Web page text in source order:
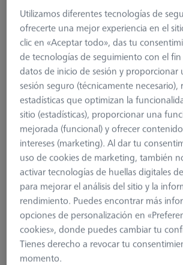
Objeto de calibración CX01/025
visión de conjunto
Utilizamos diferentes tecnologías de
ofrecerte una mejor experiencia en el
clic en «Aceptar todo», das tu
de tecnologías de seguimiento con el
datos de inicio de sesión y proporcionar
sesión seguro (técnicamente necesario),
estadísticas que optimizan la
sitio (estadísticas), proporcionar una
mejorada (funcional) y ofrecer
intereses (marketing). Al dar tu
uso de cookies de marketing, también
activar tecnologías de huellas digitales
para mejorar el análisis del sitio y la
rendimiento. Puedes encontrar más
opciones de personalización en
cookies», donde puedes cambiar tu
Tienes derecho a revocar tu
momento.